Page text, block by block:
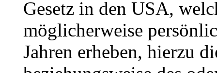
Gesetz in den USA,
möglicherweise
Jahren erheben, hierzu